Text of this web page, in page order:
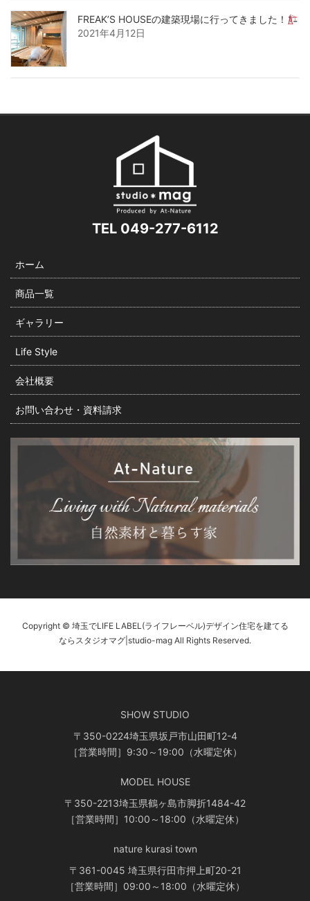
FREAK’S HOUSEの建築現場に行ってきました！
2021年4月12日
TEL 049-277-6112
ホーム
商品一覧
ギャラリー
Life Style
会社概要
お問い合わせ・資料請求
Copyright © 埼玉でLIFE LABEL(ライフレーベル)デザイン住宅を建てる
ならスタジオマグ|studio-mag All Rights Reserved.
SHOW STUDIO
〒350-0224埼玉県坂戸市山田町12-4
［営業時間］9:30～19:00（水曜定休）
MODEL HOUSE
〒350-2213埼玉県鶴ヶ島市脚折1484-42
［営業時間］10:00～18:00（水曜定休）
nature kurasi town
〒361-0045 埼玉県行田市押上町20-21
［営業時間］09:00～18:00（水曜定休）